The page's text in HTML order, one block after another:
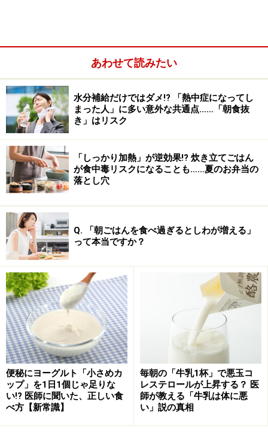
この設定は実は面白く、科学的に推考してみると、ウン
パ・ルンパにとってのカカオ豆は、麻薬のような存在
で、それがないと我慢できないくらいに依存していると
も考えられます。しかし、これは単なる架空の物語では
なく、私たちがチョコレートやココアを欲するのも、カ
カオ豆に含まれている特定の成分が依存を引き起こして
いるためではないかという説があるのです。カカオ豆の
ある成分について、ご紹介しましょう。
チョコレートに含まれる成分「アナンダミ
ド」とは
アメリカ・サンディエゴにある神経科学研究所のダニエ
ル・ピオメリらは、1996年に、チョコレートに「アナン
あわせて読みたい
水分補給だけではダメ!? 「熱中症になってし
まった人」に多い意外な共通点……「朝食抜
き」はリスク
「しっかり加熱」が逆効果!? 炊き立てごはん
が食中毒リスクになることも……夏のお弁当の
落とし穴
Q. 「朝ごはんを食べ過ぎるとしわが増える」
って本当ですか？
便秘にヨーグルト「小さめカ
ップ」を1日1個じゃ足りな
い!? 医師に聞いた、正しい食
べ方【新常識】
毎朝の「牛乳1杯」で悪玉コ
レステロールが上昇する？ 医
師が教える「牛乳は体に悪
い」説の真相